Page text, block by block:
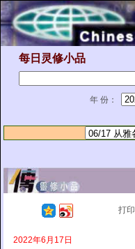
每日灵修小品
年 份：
打
2022年6月17日